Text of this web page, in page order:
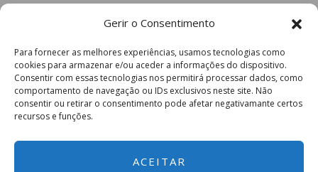
Gerir o Consentimento
Para fornecer as melhores experiências, usamos tecnologias como
cookies para armazenar e/ou aceder a informações do dispositivo.
Consentir com essas tecnologias nos permitirá processar dados, como
comportamento de navegação ou IDs exclusivos neste site. Não
consentir ou retirar o consentimento pode afetar negativamante certos
recursos e funções.
ACEITAR